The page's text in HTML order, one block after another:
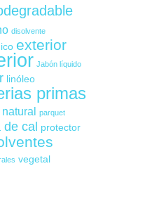
disolvente
exterior
Jabón líquido
linóleo
primas
natural parquet
de cal protector
vegetal